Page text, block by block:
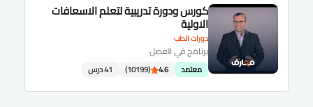
دورات الطب
كورس ودورة تدريبية لتعلم الاسعافات
الاولية
برنامج في العضل
معتمد 4.6
(10199) 41 درس